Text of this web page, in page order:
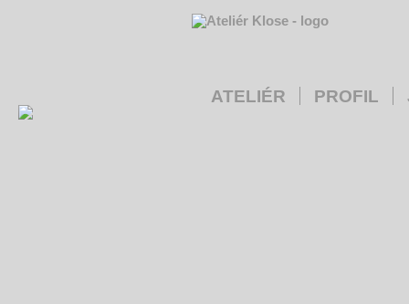
ATELIÉR PROFIL